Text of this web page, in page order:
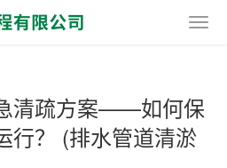
清疏方案——如何保
行？ (排水管道清淤